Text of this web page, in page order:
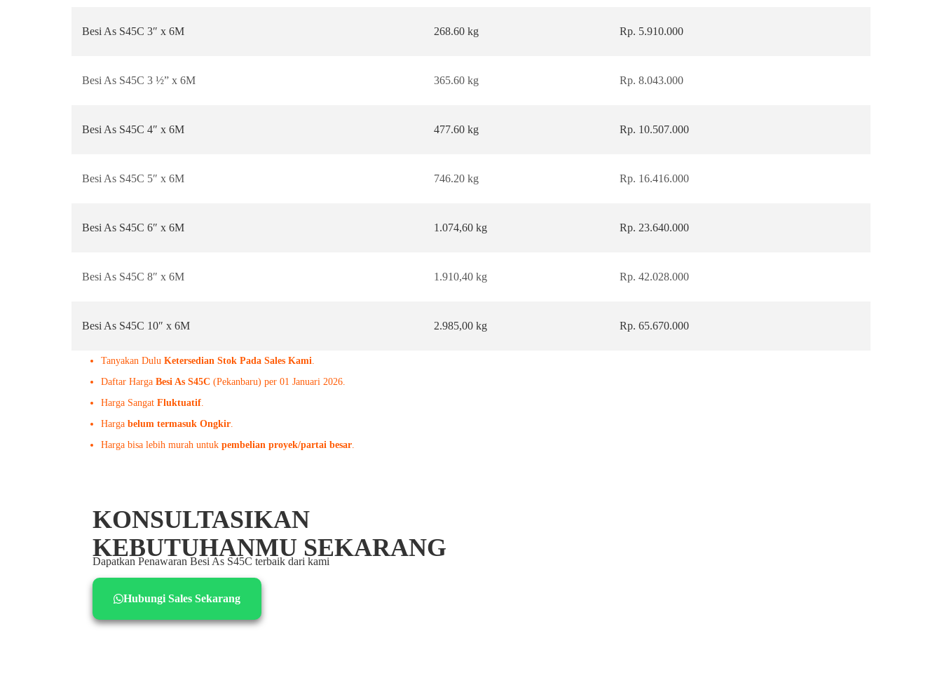
Besi As S45C 3″ x 6M 268.60 kg Rp. 5.910.000
Besi As S45C 3 ½” x 6M 365.60 kg Rp. 8.043.000
Besi As S45C 4″ x 6M 477.60 kg Rp. 10.507.000
Besi As S45C 5″ x 6M 746.20 kg Rp. 16.416.000
Besi As S45C 6″ x 6M 1.074,60 kg Rp. 23.640.000
Besi As S45C 8″ x 6M 1.910,40 kg Rp. 42.028.000
Besi As S45C 10″ x 6M 2.985,00 kg Rp. 65.670.000
Tanyakan Dulu Ketersedian Stok Pada Sales Kami.
Daftar Harga Besi As S45C (Pekanbaru) per 01 Januari 2026.
Harga Sangat Fluktuatif.
Harga belum termasuk Ongkir.
Harga bisa lebih murah untuk pembelian proyek/partai besar.
KONSULTASIKAN
KEBUTUHANMU SEKARANG
Dapatkan Penawaran Besi As S45C terbaik dari kami
Hubungi Sales Sekarang